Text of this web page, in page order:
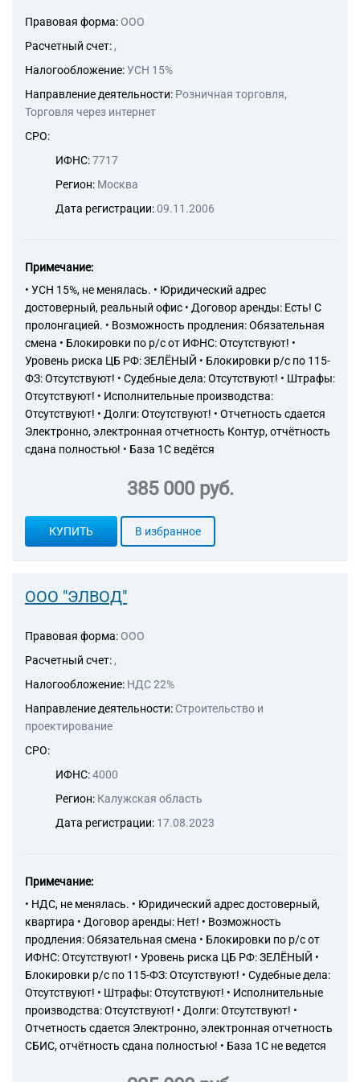
специализированные прочие,
подмостей
железобетонные
43.99.5 Работы по монтажу
стальных строительных
конструкций
43.99.6 Работы каменные и
кирпичные
43.99.7 Работы по сборке и
монтажу сборных
конструкций
43.99.9 Работы строительные
специализированные, не
группировки
46.43.2 Торговля оптовая
радио-, теле- и
видеоаппаратурой и
аппаратурой для цифровых
видеодисков (DVD)
области компьютерных
прочая
71.12.5 Деятельность в
загрязнения
70.10 Деятельность головных
офисов
71.11 Деятельность в области
архитектуры
71.11.1 Деятельность в
области архитектуры,
связанная с созданием
архитектурного объекта
71.12 Деятельность в области
Правовая форма: ООО
Расчетный счет: ,
Налогообложение:УСН 15%
Направление деятельности: Розничная торговля,
Торговля через интернет
СРО:
ИФНС:7717
Регион: Москва
Дата регистрации:09.11.2006
Примечание:
• УСН 15%, не менялась. • Юридический адрес
достоверный, реальный офис • Договор аренды: Есть! С
пролонгацией. • Возможность продления: Обязательная
смена • Блокировки по р/с от ИФНС: Отсутствуют! •
Уровень риска ЦБ РФ: ЗЕЛЁНЫЙ • Блокировки р/с по 115-
ФЗ: Отсутствуют! • Судебные дела: Отсутствуют! • Штрафы:
Отсутствуют! • Исполнительные производства:
Отсутствуют! • Долги: Отсутствуют! • Отчетность сдается
Электронно, электронная отчетность Контур, отчётность
сдана полностью! • База 1С ведётся
385 000 руб.
КУПИТЬ В избранное
ООО "ЭЛВОД"
Правовая форма: ООО
Расчетный счет: ,
Налогообложение: НДС 22%
Направление деятельности: Строительство и
проектирование
СРО:
ИФНС:4000
Регион: Калужская область
Дата регистрации: 17.08.2023
Примечание:
• НДС, не менялась. • Юридический адрес достоверный,
квартира • Договор аренды: Нет! • Возможность
продления: Обязательная смена • Блокировки по р/с от
ИФНС: Отсутствуют! • Уровень риска ЦБ РФ: ЗЕЛЁНЫЙ •
Блокировки р/с по 115-ФЗ: Отсутствуют! • Судебные дела:
Отсутствуют! • Штрафы: Отсутствуют! • Исполнительные
производства: Отсутствуют! • Долги: Отсутствуют! •
Отчетность сдается Электронно, электронная отчетность
СБИС, отчётность сдана полностью! • База 1С не ведется